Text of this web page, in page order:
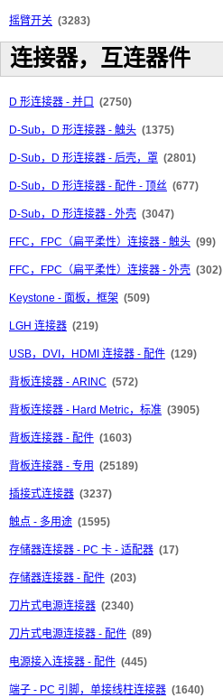
摇臂开关 (3283)
连接器，互连器件
D 形连接器 - 并口 (2750)
D-Sub，D 形连接器 - 触头 (1375)
D-Sub，D 形连接器 - 后壳，罩 (2801)
D-Sub，D 形连接器 - 配件 - 顶丝 (677)
D-Sub，D 形连接器 - 外壳 (3047)
FFC，FPC（扁平柔性）连接器 - 触头 (99)
FFC，FPC（扁平柔性）连接器 - 外壳 (302)
Keystone - 面板，框架 (509)
LGH 连接器 (219)
USB，DVI，HDMI 连接器 - 配件 (129)
背板连接器 - ARINC (572)
背板连接器 - Hard Metric，标准 (3905)
背板连接器 - 配件 (1603)
背板连接器 - 专用 (25189)
插接式连接器 (3237)
触点 - 多用途 (1595)
存储器连接器 - PC 卡 - 适配器 (17)
存储器连接器 - 配件 (203)
刀片式电源连接器 (2340)
刀片式电源连接器 - 配件 (89)
电源接入连接器 - 配件 (445)
端子 - PC 引脚，单接线柱连接器 (1640)